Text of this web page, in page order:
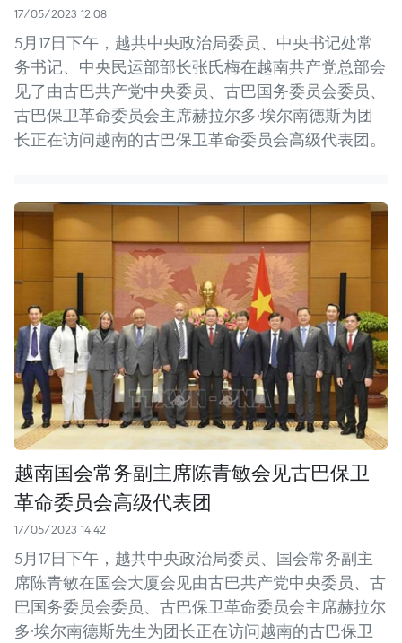
17/05/2023 12:08
5月17日下午，越共中央政治局委员、中央书记处常
务书记、中央民运部部长张氏梅在越南共产党总部会
见了由古巴共产党中央委员、古巴国务委员会委员、
古巴保卫革命委员会主席赫拉尔多·埃尔南德斯为团
长正在访问越南的古巴保卫革命委员会高级代表团。
越南国会常务副主席陈青敏会见古巴保卫
革命委员会高级代表团
17/05/2023 14:42
5月17日下午，越共中央政治局委员、国会常务副主
席陈青敏在国会大厦会见由古巴共产党中央委员、古
巴国务委员会委员、古巴保卫革命委员会主席赫拉尔
多·埃尔南德斯先生为团长正在访问越南的古巴保卫